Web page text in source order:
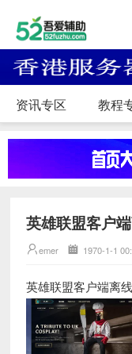
资讯专区 教程
英雄联盟客户
emer 1970-1-1
英雄联盟客户端离